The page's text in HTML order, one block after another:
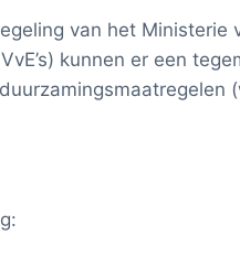
van het Ministerie
kunnen er een